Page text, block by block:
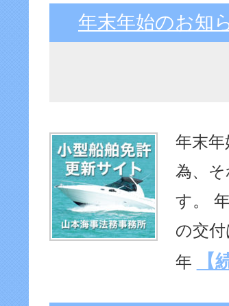
年末年始のお知
年末
為、
す。
の交
年
【